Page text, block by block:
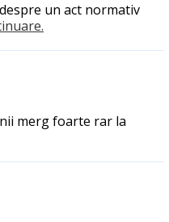
un act normativ
merg foarte rar la